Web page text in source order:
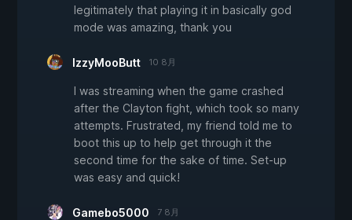
legitimately that playing it in basically god
mode was amazing, thank you
IzzyMooButt 10 8月
I was streaming when the game crashed
after the Clayton fight, which took so many
attempts. Frustrated, my friend told me to
boot this up to help get through it the
second time for the sake of time. Set-up
was easy and quick!
Gamebo5000 7 8月